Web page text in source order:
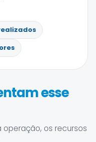
esse
os recursos